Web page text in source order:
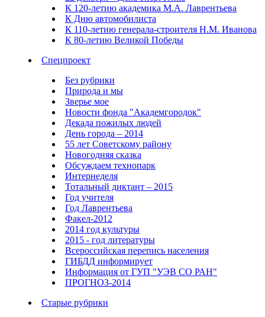
К 120-летию академика М.А. Лаврентьева
К Дню автомобилиста
К 110-летию генерала-строителя Н.М. Иванова
К 80-летию Великой Победы
Спецпроект
Без рубрики
Природа и мы
Зверье мое
Новости фонда "Академгородок"
Декада пожилых людей
День города – 2014
55 лет Советскому району
Новогодняя сказка
Обсуждаем технопарк
Интернеделя
Тотальный диктант – 2015
Год учителя
Год Лаврентьева
Факел-2012
2014 год культуры
2015 - год литературы
Всероссийская перепись населения
ГИБДД информирует
Информация от ГУП "УЭВ СО РАН"
ПРОГНОЗ-2014
Старые рубрики